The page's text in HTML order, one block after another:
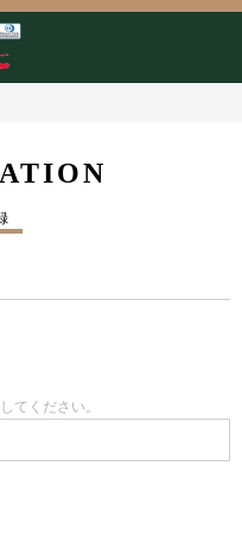
てください。